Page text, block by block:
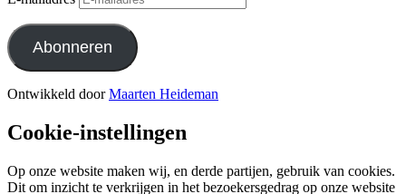
Abonneren
Ontwikkeld doorMaarten Heideman
Cookie-instellingen
Op onze website maken wij, en derde partijen, gebruik van cookies.
Dit om inzicht te verkrijgen in het bezoekersgedrag op onze website